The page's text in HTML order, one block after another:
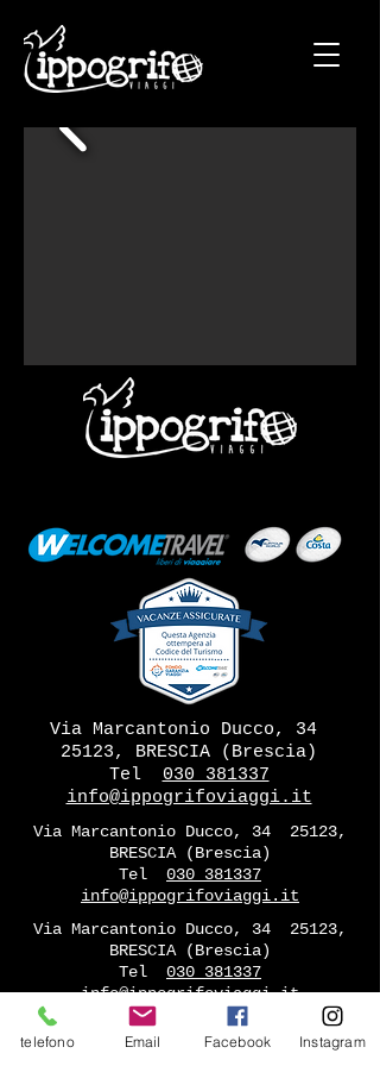
Via Marcantonio Ducco, 34
25123, BRESCIA (Brescia)
Tel
030 381337
info@ippogrifoviaggi.it
Via Marcantonio Ducco, 34
25123,
BRESCIA (Brescia)
Tel
030 381337
info@ippogrifoviaggi.it
Via Marcantonio Ducco, 34
25123,
BRESCIA (Brescia)
Tel
030 381337
info@ippogrifoviaggi.it
Via Marcantonio Ducco, 34
25123,
BRESCIA (Brescia)
telefono Email Facebook Instagram